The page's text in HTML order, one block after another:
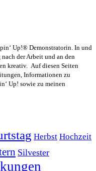
Up!® Demonstratorin. In und
der Arbeit und an den
kreativ. Auf diesen Seiten
Informationen zu
Up! sowie zu meinen
Herbst Hochzeit
Silvester